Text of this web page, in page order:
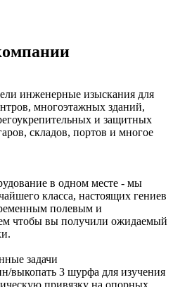
инженерные изыскания для
многоэтажных зданий,
и защитных
складов, портов и многое
в одном месте - мы
класса, настоящих гениев
полевым и
чтобы вы получили ожидаемый
задачи
выкопать 3 шурфа для изучения
привязку на опорных